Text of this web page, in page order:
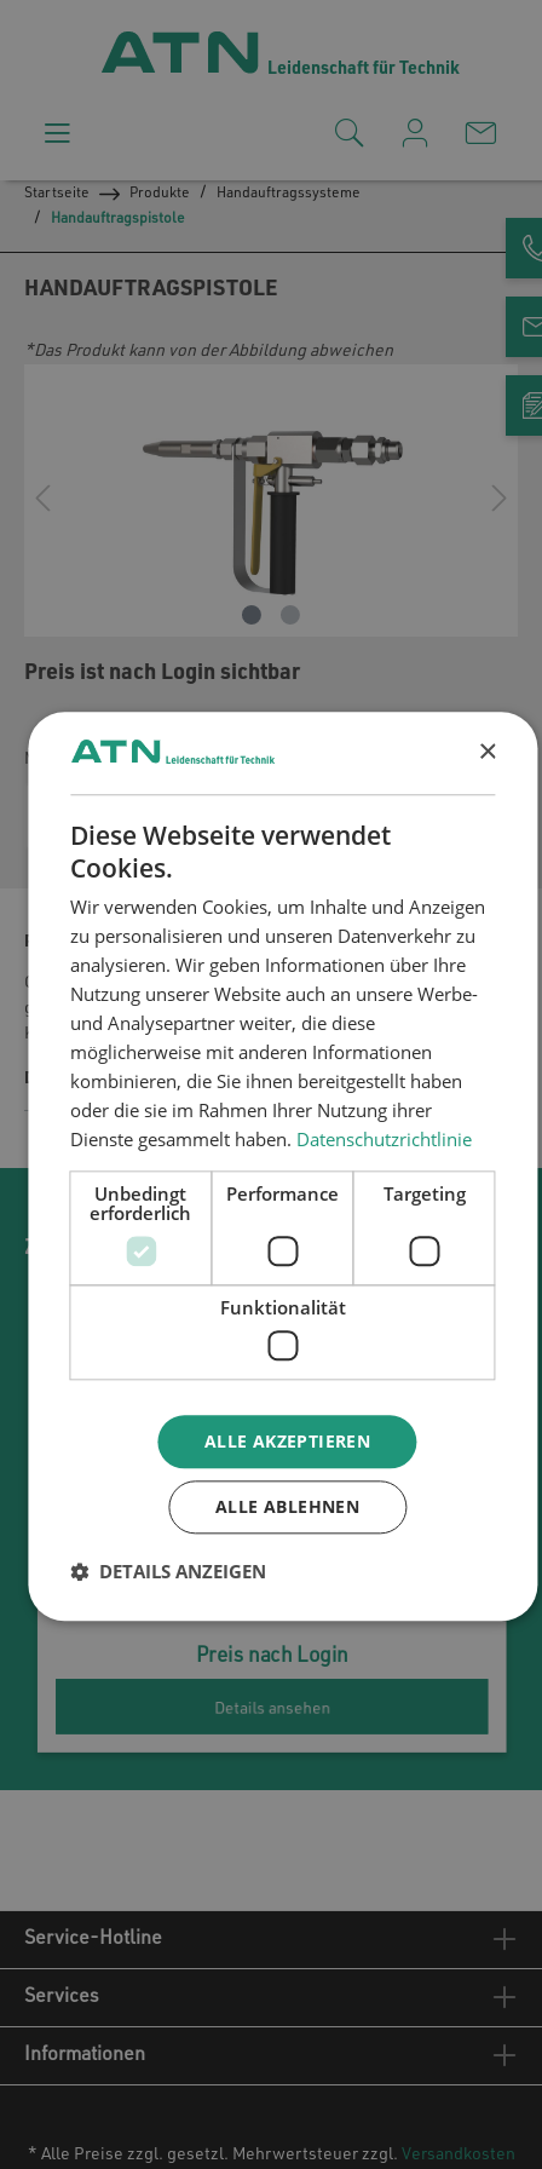
Leidenschaft für Technik
Startseite Produkte
Handauftragssysteme
Handauftragspistole
HANDAUFTRAGSPISTOLE
*Das Produkt kann von der Abbildung abweichen
Preis ist nach Login sichtbar
Menge
Login erforderlich
Produktbeschreibung
Ob als Notstrategie für automatisierte Anwendungen, einer
generell manuellen Anwendung oder für die Fertigung von
Kleinserie…Mehr
Downloads
ZUBEHÖR
MATERIALSCHLAUCH DN 13
Preis nach Login
Details ansehen
Service-Hotline
Services
Informationen
* Alle Preise zzgl. gesetzl. Mehrwertsteuer zzgl. Versandkosten
×
Diese Webseite verwendet
Cookies.
Wir verwenden Cookies, um Inhalte und Anzeigen
zu personalisieren und unseren Datenverkehr zu
analysieren. Wir geben Informationen über Ihre
Nutzung unserer Website auch an unsere Werbe-
und Analysepartner weiter, die diese
möglicherweise mit anderen Informationen
kombinieren, die Sie ihnen bereitgestellt haben
oder die sie im Rahmen Ihrer Nutzung ihrer
Dienste gesammelt haben. Datenschutzrichtlinie
Unbedingt
erforderlich
Performance Targeting
Funktionalität
ALLE AKZEPTIEREN
ALLE ABLEHNEN
DETAILS ANZEIGEN